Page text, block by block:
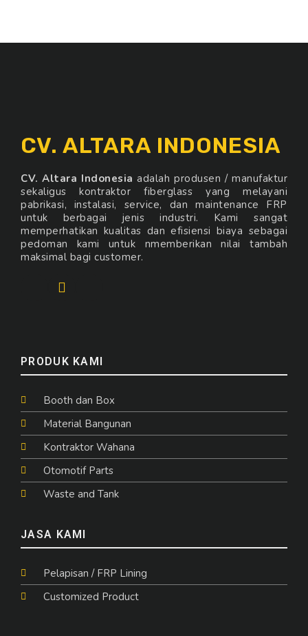
CV. ALTARA INDONESIA
CV. Altara Indonesia adalah produsen / manufaktur
sekaligus kontraktor fiberglass yang melayani
pabrikasi, instalasi, service, dan maintenance FRP
untuk berbagai jenis industri. Kami sangat
memperhatikan kualitas dan efisiensi biaya sebagai
pedoman kami untuk nmemberikan nilai tambah
maksimal bagi customer.
PRODUK KAMI
Booth dan Box
Material Bangunan
Kontraktor Wahana
Otomotif Parts
Waste and Tank
JASA KAMI
Pelapisan / FRP Lining
Customized Product